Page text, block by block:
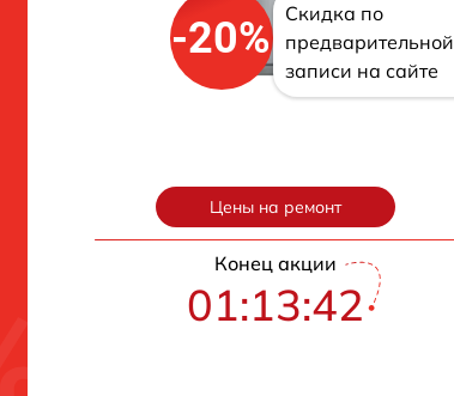
-20%
Скидка по
предварительной
записи на сайте
Цены на ремонт
Конец акции
01:13:42